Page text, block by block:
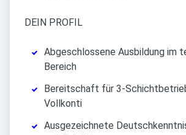
DEIN PROFIL
Abgeschlossene Ausbildung im
Bereich
Bereitschaft für 3-
Vollkonti
Ausgezeichnete